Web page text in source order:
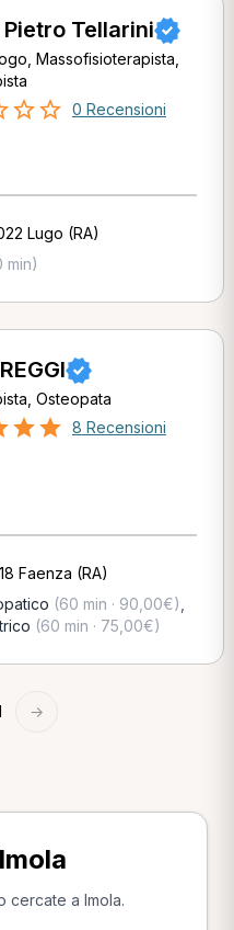
Tellarini
Massofisioterapista,
0 Recensioni
Lugo (RA)
min)
Osteopata
8 Recensioni
Faenza (RA)
(60 min · 90,00€)
(60 min · 75,00€)
→
cercate a Imola.